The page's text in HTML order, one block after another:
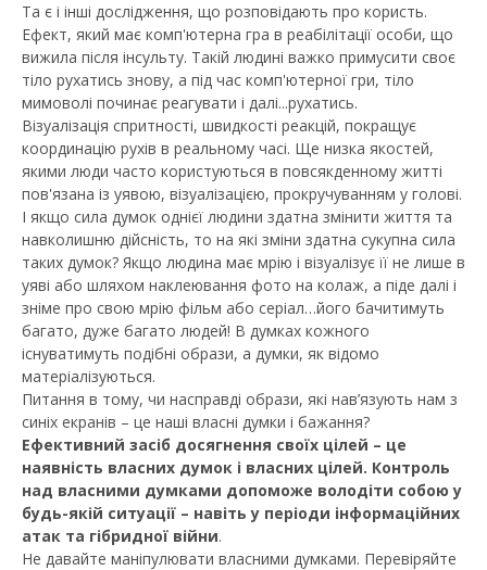
Та є і інші дослідження, що розповідають про користь.
Ефект, який має комп'ютерна гра в реабілітації особи, що
вижила після інсульту. Такій людині важко примусити своє
тіло рухатись знову, а під час комп'ютерної гри, тіло
мимоволі починає реагувати і далі...рухатись.
Візуалізація спритності, швидкості реакцій, покращує
координацію рухів в реальному часі. Ще низка якостей,
якими люди часто користуються в повсякденному житті
пов'язана із уявою, візуалізацією, прокручуванням у голові.
І якщо сила думок однієї людини здатна змінити життя та
навколишню дійсність, то на які зміни здатна сукупна сила
таких думок? Якщо людина має мрію і візуалізує її не лише в
уяві або шляхом наклеювання фото на колаж, а піде далі і
зніме про свою мрію фільм або серіал…його бачитимуть
багато, дуже багато людей! В думках кожного
існуватимуть подібні образи, а думки, як відомо
матеріалізуються.
Питання в тому, чи насправді образи, які нав’язують нам з
синіх екранів – це наші власні думки і бажання?
Ефективний засіб досягнення своїх цілей – це
наявність власних думок і власних цілей. Контроль
над власними думками допоможе володіти собою у
будь-якій ситуації – навіть у періоди інформаційних
атак та гібридної війни.
Не давайте маніпулювати власними думками. Перевіряйте